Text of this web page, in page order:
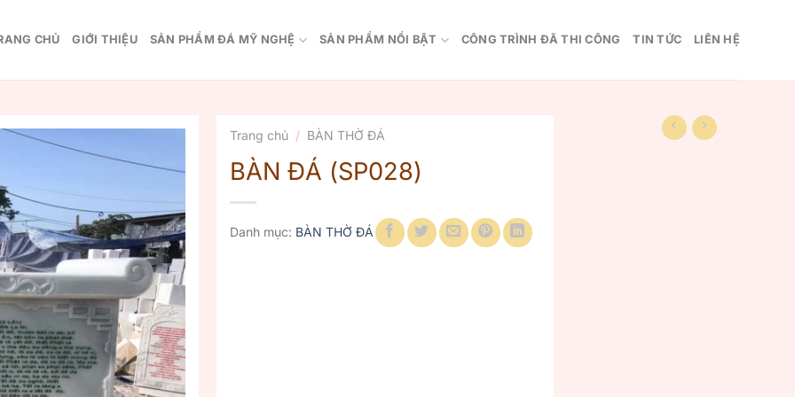
CHỦ GIỚI THIỆU SẢN PHẨM ĐÁ MỸ NGHỆ SẢN PHẨM NỔI BẬT CÔNG TRÌNH ĐÃ THI CÔNG TIN TỨC LIÊN HỆ
Trang chủ / BÀN THỜ ĐÁ
BÀN ĐÁ (SP028)
Danh mục: BÀN THỜ ĐÁ